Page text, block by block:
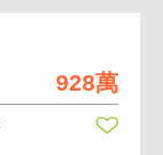
928萬